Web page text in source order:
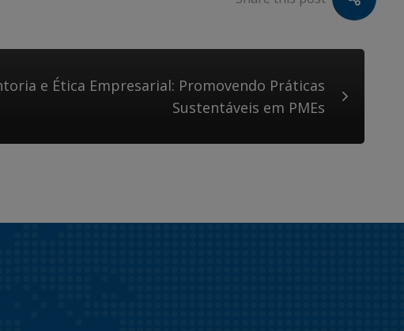
e Ética Empresarial: Promovendo Práticas
Sustentáveis em PMEs